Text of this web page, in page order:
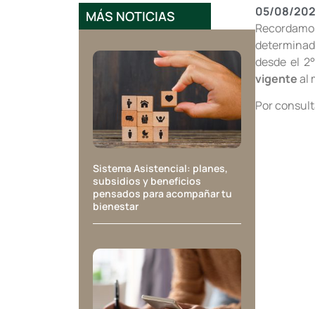
MÁS NOTICIAS
Sistema Asistencial: planes,
subsidios y beneficios
pensados para acompañar tu
bienestar
05/08/
desde el
vigenteal
Por